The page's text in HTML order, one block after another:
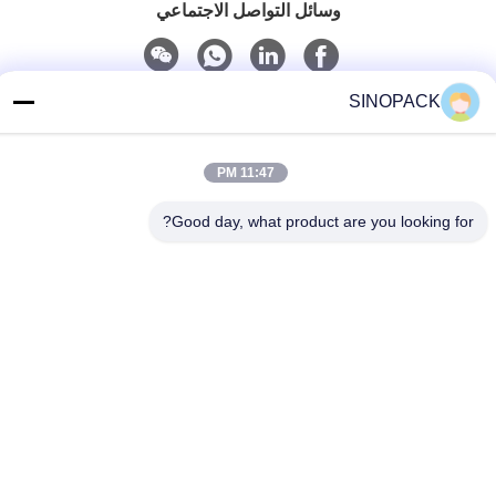
وسائل التواصل الاجتماعي
بريد إلكتروني
SINOPACK
11:47 PM
Good day, what product are you looking for?